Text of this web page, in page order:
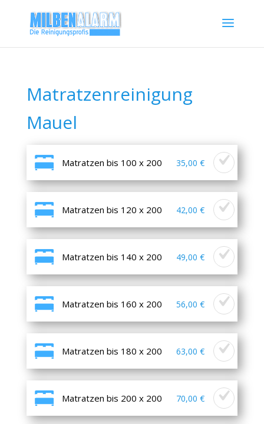
Matratzenreinigung
Mauel
Matratzen bis 100 x 200 35,00 €
Matratzen bis 120 x 200 42,00 €
Matratzen bis 140 x 200 49,00 €
Matratzen bis 160 x 200 56,00 €
Matratzen bis 180 x 200 63,00 €
Matratzen bis 200 x 200 70,00 €